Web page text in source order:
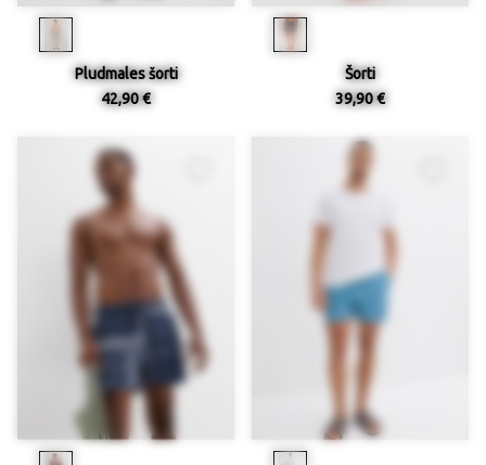
Pludmales šorti
42,90 €
Šorti
39,90 €